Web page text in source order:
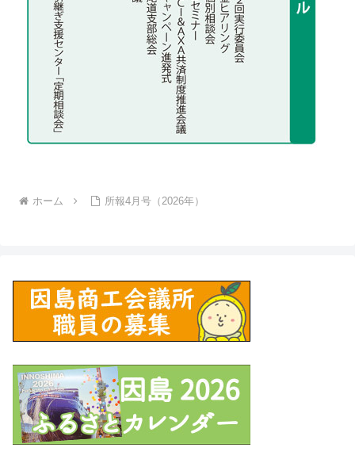
ホーム 所報4月号（2026年）